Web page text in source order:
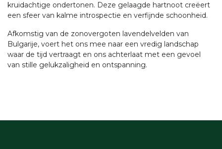
kruidachtige ondertonen. Deze gelaagde hartnoot creëert
een sfeer van kalme introspectie en verfijnde schoonheid.
Afkomstig van de zonovergoten lavendelvelden van
Bulgarije, voert het ons mee naar een vredig landschap
waar de tijd vertraagt en ons achterlaat met een gevoel
van stille gelukzaligheid en ontspanning.